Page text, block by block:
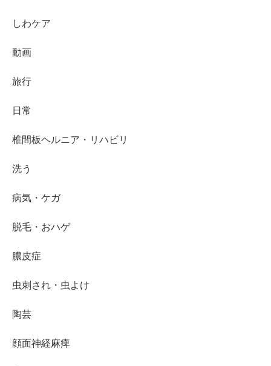
しわケア
動画
旅行
日常
椎間板ヘルニア・リハビリ
洗う
病気・ケガ
脱毛・おハゲ
膿皮症
虫刺され・虫よけ
陶芸
顔面神経麻痺